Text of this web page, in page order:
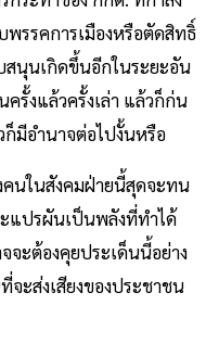
รรคการเมืองหรือตัดสิทธิ์
สนุนเกิดขึ้นอีกในระยะอัน
ครั้งแล้วครั้งเล่า แล้วก็ก่น
ก็มีอำนาจต่อไปงั้นหรือ
นในสังคมฝ่ายนี้สุดจะทน
ะแปรผันเป็นพลังที่ทำได้
จะต้องคุยประเด็นนี้อย่าง
ะส่งเสียงของประชาชน